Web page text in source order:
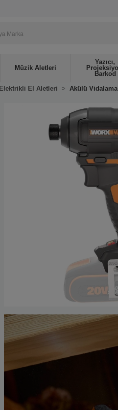
Müzik Aletleri
Yazıcı,
Barkod
Elektrikli El Aletleri Akülü Vidalama